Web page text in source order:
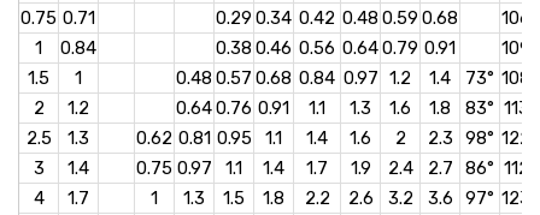
0.75 0.71 0.29 0.34 0.42 0.48 0.59 0.68
106°
1
0.84 0.38 0.46 0.56 0.640.79 0.91
109°
1.5
1 0.48 0.57 0.68 0.84 0.97 1.2 1.4 73° 108°
2
1.2 0.640.76 0.91 1.1 1.3 1.6 1.8 83° 113°
2.5
1.3 0.62 0.81 0.95 1.1 1.4 1.6 2 2.3 98° 122°
3
1.4 0.75 0.97 1.1 1.4 1.7 1.9 2.4 2.7 86° 112°
4
1.7 1 1.3 1.5 1.8 2.2 2.6 3.2 3.6 97° 123°